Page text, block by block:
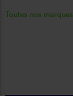
Toutes nos marques